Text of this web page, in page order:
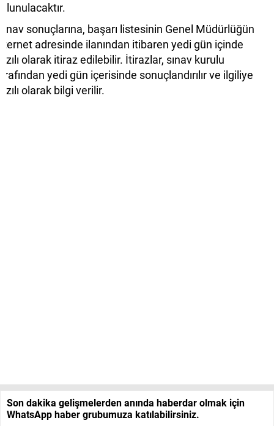
sonuçlarına, başarı listesinin Genel Müdürlüğün
adresinde ilanından itibaren yedi gün içinde
olarak itiraz edilebilir. İtirazlar, sınav kurulu
yedi gün içerisinde sonuçlandırılır ve ilgiliye
olarak bilgi verilir.
Son dakika gelişmelerden anında haberdar olmak için
WhatsApp haber grubumuza katılabilirsiniz.